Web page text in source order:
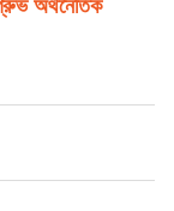
অর্থনৈতিক